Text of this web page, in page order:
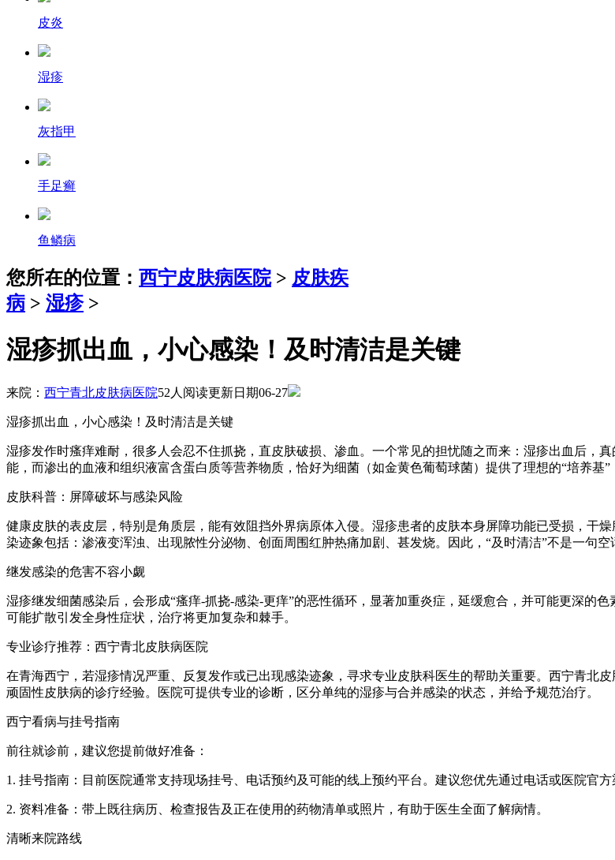
皮炎
湿疹
灰指甲
手足癣
鱼鳞病
您所在的位置： 西宁皮肤病医院> 皮肤疾
病 > 湿疹>
湿疹抓出血，小心感染！及时清洁是关键
来院： 西宁青北皮肤病医院52人阅读更新日期06-27
湿疹抓出血，小心感染！及时清洁是关键
湿疹发作时瘙痒难耐，很多人会忍不住抓挠，直皮肤破损、渗血。一个常见的担忧随之而来：湿疹出血后，
能，而渗出的血液和组织液富含蛋白质等营养物质，恰好为细菌（如金黄色葡萄球菌）提供了理想的“培养基
皮肤科普：屏障破坏与感染风险
健康皮肤的表皮层，特别是角质层，能有效阻挡外界病原体入侵。湿疹患者的皮肤本身屏障功能已受损，干
染迹象包括：渗液变浑浊、出现脓性分泌物、创面周围红肿热痛加剧、甚发烧。因此，“及时清洁”不是一句空
继发感染的危害不容小觑
湿疹继发细菌感染后，会形成“瘙痒-抓挠-感染-更痒”的恶性循环，显著加重炎症，延缓愈合，并可能更深的
可能扩散引发全身性症状，治疗将更加复杂和棘手。
专业诊疗推荐：西宁青北皮肤病医院
在青海西宁，若湿疹情况严重、反复发作或已出现感染迹象，寻求专业皮肤科医生的帮助关重要。西宁青北
顽固性皮肤病的诊疗经验。医院可提供专业的诊断，区分单纯的湿疹与合并感染的状态，并给予规范治疗。
西宁看病与挂号指南
前往就诊前，建议您提前做好准备：
1. 挂号指南：目前医院通常支持现场挂号、电话预约及可能的线上预约平台。建议您优先通过电话或医院官
2. 资料准备：带上既往病历、检查报告及正在使用的药物清单或照片，有助于医生全面了解病情。
清晰来院路线